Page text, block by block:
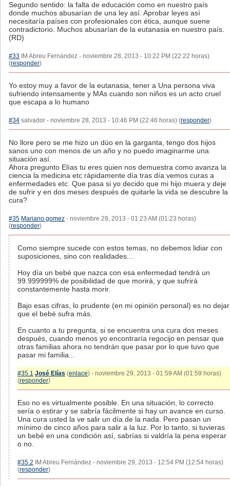
Segundo sentido: la falta de educación como en nuestro país
donde muchos abusarían de una ley así. Aprobar leyes así
necesitaría países con profesionales con ética, aunque suene
contradictorio. Muchos abusarían de la eutanasia en nuestro país.
(RD)
#33 IM Abreu Fernández - noviembre 28, 2013 - 10:22 PM (22:22 horas)
(responder)
Yo estoy muy a favor de la eutanasia, tener a Una persona viva
sufriendo intensamente y MAs cuando son niños es un acto cruel
que escapa a lo humano
#34 salvador - noviembre 28, 2013 - 10:46 PM (22:46 horas) (responder)
No llore pero se me hizo un dúo en la garganta, tengo dos hijos
sanos uno con menos de un año y no puedo imaginarme una
situación así.
Ahora pregunto Elías tu eres quien nos demuestra como avanza la
ciencia la medicina etc rápidamente día tras día vemos curas a
enfermedades etc. Que pasa si yo decido que mi hijo muera y deje
de sufrir y en dos meses después de quitarle la vida se descubre la
cura?
#35 Mariano gomez - noviembre 29, 2013 - 01:23 AM (01:23 horas)
(responder)
Como siempre sucede con estos temas, no debemos lidiar con
suposiciones, sino con realidades...
Hoy día un bebé que nazca con esa enfermedad tendrá un
99.999999% de posibilidad de que morirá, y que sufrirá
constantemente hasta morir.
Bajo esas cifras, lo prudente (en mi opinión personal) es no dejar
que el bebé sufra más.
En cuanto a tu pregunta, si se encuentra una cura dos meses
después, cuando menos yo encontraría regocijo en pensar que
otras familias ahora no tendrán que pasar por lo que tuvo que
pasar mi familia...
#35.1 José Elías (enlace) - noviembre 29, 2013 - 01:59 AM (01:59 horas)
(responder)
Eso no es virtualmente posible. En una situación, lo correcto
sería o estirar y se sabría fácilmente si hay un avance en curso.
Una cura usted la ve salir un día de la nada. Pero pasan un
mínimo de cinco años para salir a la luz. Por lo tanto, si tuvieras
un bebé en una condición así, sabrías si valdría la pena esperar
o no.
#35.2 IM Abreu Fernández - noviembre 29, 2013 - 12:54 PM (12:54 horas)
(responder)